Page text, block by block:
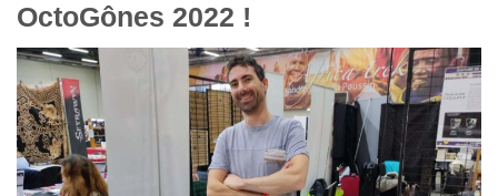
OctoGônes 2022 !